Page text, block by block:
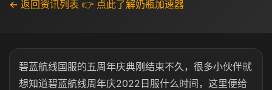
← 返回资讯列表 👉 点此了解奶瓶加速器
碧蓝航线国服的五周年庆典刚结束不久，很多小伙伴就
想知道碧蓝航线周年庆2022日服什么时间，这里便给